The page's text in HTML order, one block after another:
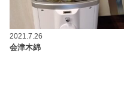
2021.7.26
会津木綿